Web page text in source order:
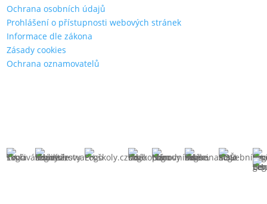
Ochrana osobních údajů
Prohlášení o přístupnosti webových stránek
Informace dle zákona
Zásady cookies
Ochrana oznamovatelů